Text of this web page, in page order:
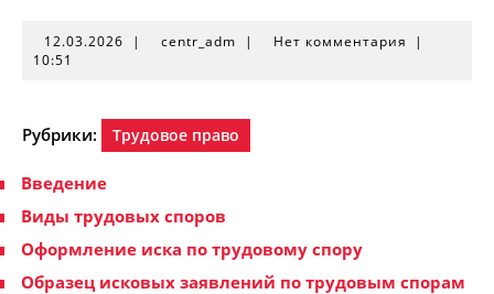
12.03.2026 12.03.2026
| centr_admcentr_adm
| Нет комментария
|
10:51
Рубрики: Трудовое право
Введение
Виды трудовых споров
Оформление иска по трудовому спору
Образец исковых заявлений по трудовым спорам